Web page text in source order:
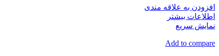
افزودن به علاقه مندی
اطلاعات بیشتر
نمایش سریع
Add to compare